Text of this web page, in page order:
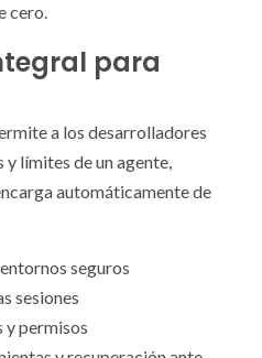
cero.
para
a los desarrolladores
límites de un agente,
automáticamente de
seguros
sesiones
y permisos